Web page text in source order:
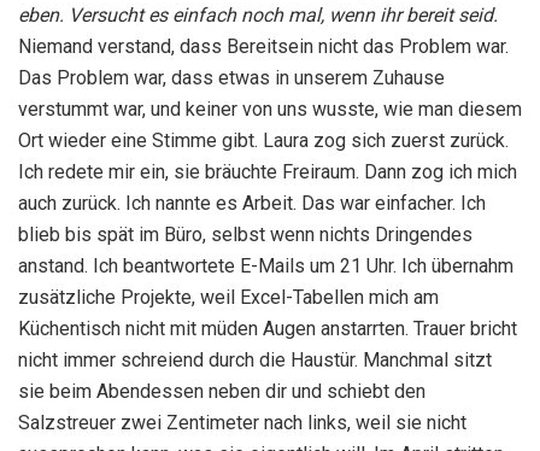
eben. Versucht es einfach noch mal, wenn ihr bereit seid.
Niemand verstand, dass Bereitsein nicht das Problem war.
Das Problem war, dass etwas in unserem Zuhause
verstummt war, und keiner von uns wusste, wie man diesem
Ort wieder eine Stimme gibt. Laura zog sich zuerst zurück.
Ich redete mir ein, sie bräuchte Freiraum. Dann zog ich mich
auch zurück. Ich nannte es Arbeit. Das war einfacher. Ich
blieb bis spät im Büro, selbst wenn nichts Dringendes
anstand. Ich beantwortete E-Mails um 21 Uhr. Ich übernahm
zusätzliche Projekte, weil Excel-Tabellen mich am
Küchentisch nicht mit müden Augen anstarrten. Trauer bricht
nicht immer schreiend durch die Haustür. Manchmal sitzt
sie beim Abendessen neben dir und schiebt den
Salzstreuer zwei Zentimeter nach links, weil sie nicht